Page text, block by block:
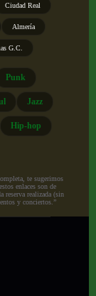
Ciudad Real
Almería
G.C.
Punk
Jazz
Hip-hop
te sugerimos
enlaces son de
reserva realizada (sin
y conciertos.”